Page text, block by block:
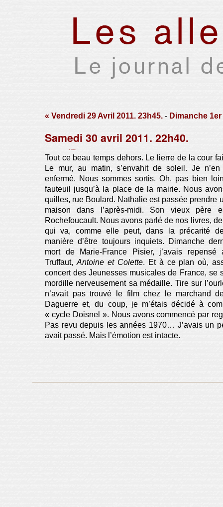
« Vendredi 29 Avril 2011. 23h45. - Dimanche 1er
Samedi 30 avril 2011. 22h40.
Tout ce beau temps dehors. Le lierre de la cour
Le mur, au matin, s’envahit de soleil. Je
enfermé. Nous sommes sortis. Oh, pas bien
fauteuil jusqu’à la place de la mairie. Nous
quilles, rue Boulard. Nathalie est passée prendre
maison dans l’après-midi. Son vieux père
Rochefoucault. Nous avons parlé de nos livres,
qui va, comme elle peut, dans la précarité
manière d’être toujours inquiets. Dimanche
mort de Marie-France Pisier, j’avais repensé
Truffaut, Antoine et Colette. Et à ce plan où,
concert des Jeunesses musicales de France, se
mordille nerveusement sa médaille. Tire sur
n’avait pas trouvé le film chez le marchand
Daguerre et, du coup, je m’étais décidé à
« cycle Doisnel ». Nous avons commencé par
Pas revu depuis les années 1970… J’avais un
avait passé. Mais l’émotion est intacte.